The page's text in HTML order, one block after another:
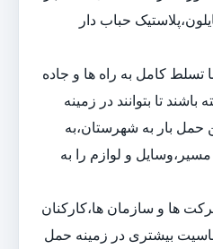
حباب دار
تسلط کامل به راه ها و جاده
تا بتوانند در زمینه
حمل بار به شهرستان،به
و لوازم را به
ها و سازمان ها،کارکنان
بیشتری در زمینه حمل